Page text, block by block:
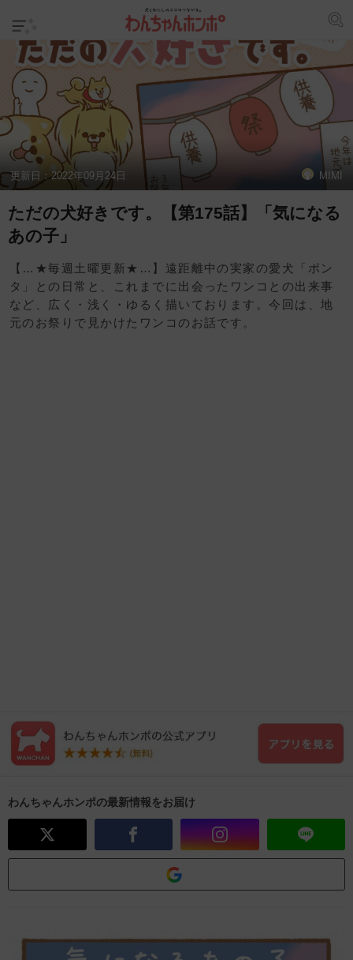
更新日：2022年09月24日 MIMI
ただの犬好きです。【第175話】「気になる
あの子」
【…★毎週土曜更新★…】遠距離中の実家の愛犬「ポン
タ」との日常と、これまでに出会ったワンコとの出来事
など、広く・浅く・ゆるく描いております。今回は、地
元のお祭りで見かけたワンコのお話です。
わんちゃんホンポの最新情報をお届け